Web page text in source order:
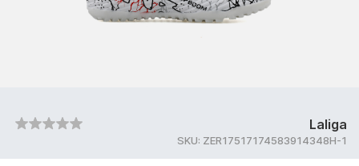
Laliga
SKU: ZER17517174583914348H-1